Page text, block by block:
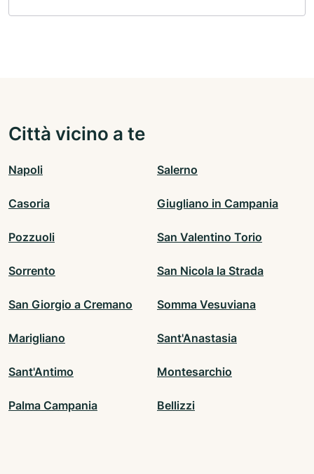
Città vicino a te
Napoli Salerno
Casoria Giugliano in Campania
Pozzuoli San Valentino Torio
Sorrento San Nicola la Strada
San Giorgio a Cremano Somma Vesuviana
Marigliano Sant'Anastasia
Sant'Antimo Montesarchio
Palma Campania Bellizzi